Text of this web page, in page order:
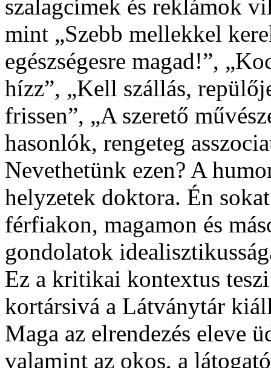
szalagcímek és reklámok
mint „Szebb mellekkel
egészségesre magad!”,
hízz”, „Kell szállás,
frissen”, „A szerető
hasonlók, rengeteg
Nevethetünk ezen? A
helyzetek doktora. Én
férfiakon, magamon és
gondolatok
Ez a kritikai kontextus
kortársivá a Látványtár
Maga az elrendezés eleve
valamint az okos, a